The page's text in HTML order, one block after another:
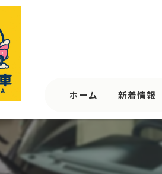
ホーム 新着情報